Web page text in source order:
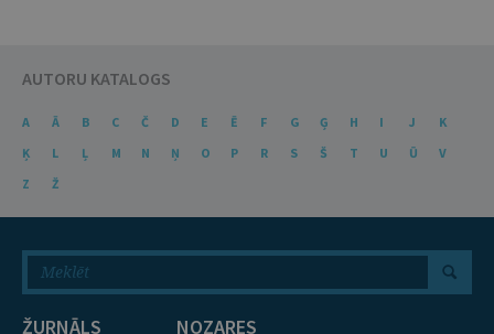
AUTORU KATALOGS
A Ā B C Č D E Ē F G Ģ H I J
K
Ķ
L Ļ M N Ņ O P R S Š T U Ū
V
Z
Ž
ŽURNĀLS
NOZARES